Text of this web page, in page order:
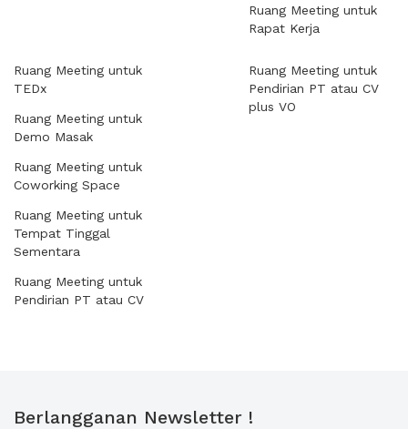
Ruang Meeting untuk
Rapat Kerja
Ruang Meeting untuk
TEDx
Ruang Meeting untuk
Demo Masak
Ruang Meeting untuk
Coworking Space
Ruang Meeting untuk
Tempat Tinggal
Sementara
Ruang Meeting untuk
Pendirian PT atau CV
Ruang Meeting untuk
Pendirian PT atau CV
plus VO
Berlangganan Newsletter !